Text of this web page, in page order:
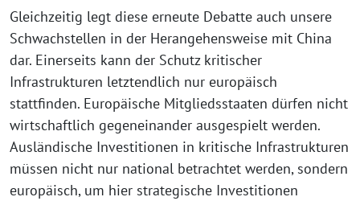
Gleichzeitig legt diese erneute Debatte auch unsere
Schwachstellen in der Herangehensweise mit China
dar. Einerseits kann der Schutz kritischer
Infrastrukturen letztendlich nur europäisch
stattfinden. Europäische Mitgliedsstaaten dürfen nicht
wirtschaftlich gegeneinander ausgespielt werden.
Ausländische Investitionen in kritische Infrastrukturen
müssen nicht nur national betrachtet werden, sondern
europäisch, um hier strategische Investitionen